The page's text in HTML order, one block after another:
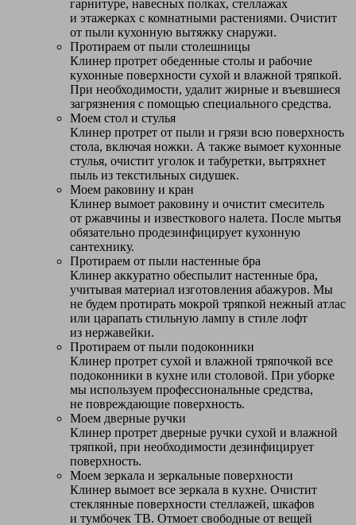
гарнитуре, навесных полках, стеллажах
и этажерках с комнатными растениями. Очистит
от пыли кухонную вытяжку снаружи.
Протираем от пыли столешницы
Клинер протрет обеденные столы и рабочие
кухонные поверхности сухой и влажной тряпкой.
При необходимости, удалит жирные и въевшиеся
загрязнения с помощью специального средства.
Моем стол и стулья
Клинер протрет от пыли и грязи всю поверхность
стола, включая ножки. А также вымоет кухонные
стулья, очистит уголок и табуретки, вытряхнет
пыль из текстильных сидушек.
Моем раковину и кран
Клинер вымоет раковину и очистит смеситель
от ржавчины и известкового налета. После мытья
обязательно продезинфицирует кухонную
сантехнику.
Протираем от пыли настенные бра
Клинер аккуратно обеспылит настенные бра,
учитывая материал изготовления абажуров. Мы
не будем протирать мокрой тряпкой нежный атлас
или царапать стильную лампу в стиле лофт
из нержавейки.
Протираем от пыли подоконники
Клинер протрет сухой и влажной тряпочкой все
подоконники в кухне или столовой. При уборке
мы используем профессиональные средства,
не повреждающие поверхность.
Моем дверные ручки
Клинер протрет дверные ручки сухой и влажной
тряпкой, при необходимости дезинфицирует
поверхность.
Моем зеркала и зеркальные поверхности
Клинер вымоет все зеркала в кухне. Очистит
стеклянные поверхности стеллажей, шкафов
и тумбочек ТВ. Отмоет свободные от вещей